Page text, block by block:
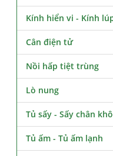
Kính hiển vi - Kính
Cân điện tử
Nồi hấp tiệt trùng
Lò nung
Tủ sấy - Sấy chân
Tủ ấm - Tủ ấm lạnh